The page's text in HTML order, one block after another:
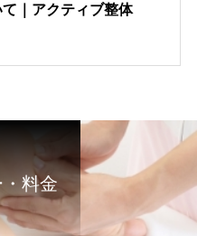
｜アクティブ整体
・料金